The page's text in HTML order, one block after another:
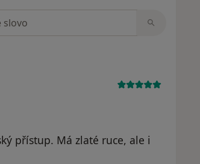
přístup. Má zlaté ruce, ale i